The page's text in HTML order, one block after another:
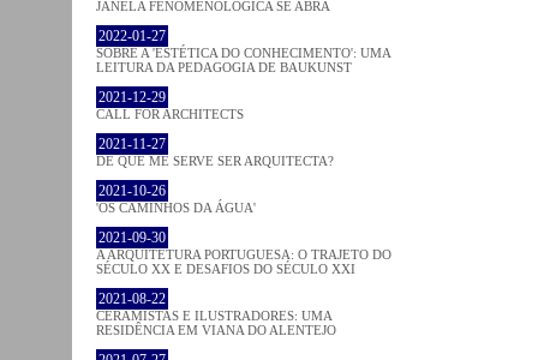
JANELA FENOMENOLÓGICA SE ABRA
2022-01-27
SOBRE A 'ESTÉTICA DO CONHECIMENTO': UMA
LEITURA DA PEDAGOGIA DE BAUKUNST
2021-12-29
CALL FOR ARCHITECTS
2021-11-27
DE QUE ME SERVE SER ARQUITECTA?
2021-10-26
'OS CAMINHOS DA ÁGUA'
2021-09-30
A ARQUITETURA PORTUGUESA: O TRAJETO DO
SÉCULO XX E DESAFIOS DO SÉCULO XXI
2021-08-22
CERAMISTAS E ILUSTRADORES: UMA
RESIDÊNCIA EM VIANA DO ALENTEJO